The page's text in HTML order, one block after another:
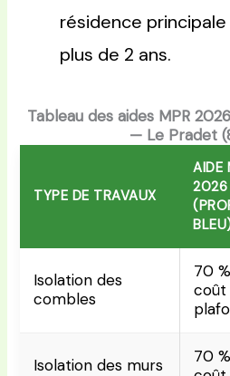
résidence
plus de 2 ans.
Tableau des aides MPR
— Le Pradet
TYPE DE TRAVAUX
AIDE
2026
Isolation des
combles
70
coût
Isolation des murs
70